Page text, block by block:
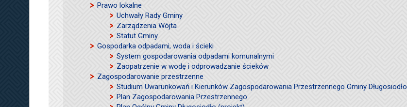
Prawo lokalne
Uchwały Rady Gminy
Zarządzenia Wójta
Statut Gminy
Gospodarka odpadami, woda i ścieki
System gospodarowania odpadami komunalnymi
Zaopatrzenie w wodę i odprowadzanie ścieków
Zagospodarowanie przestrzenne
Studium Uwarunkowań i Kierunków Zagospodarowania Przestrzennego Gminy Długosiodło
Plan Zagospodarowania Przestrzennego